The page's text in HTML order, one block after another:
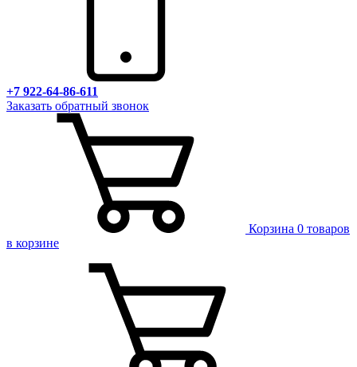
+7 922-64-86-611
Заказать обратный звонок
Корзина 0 товаров
в корзине